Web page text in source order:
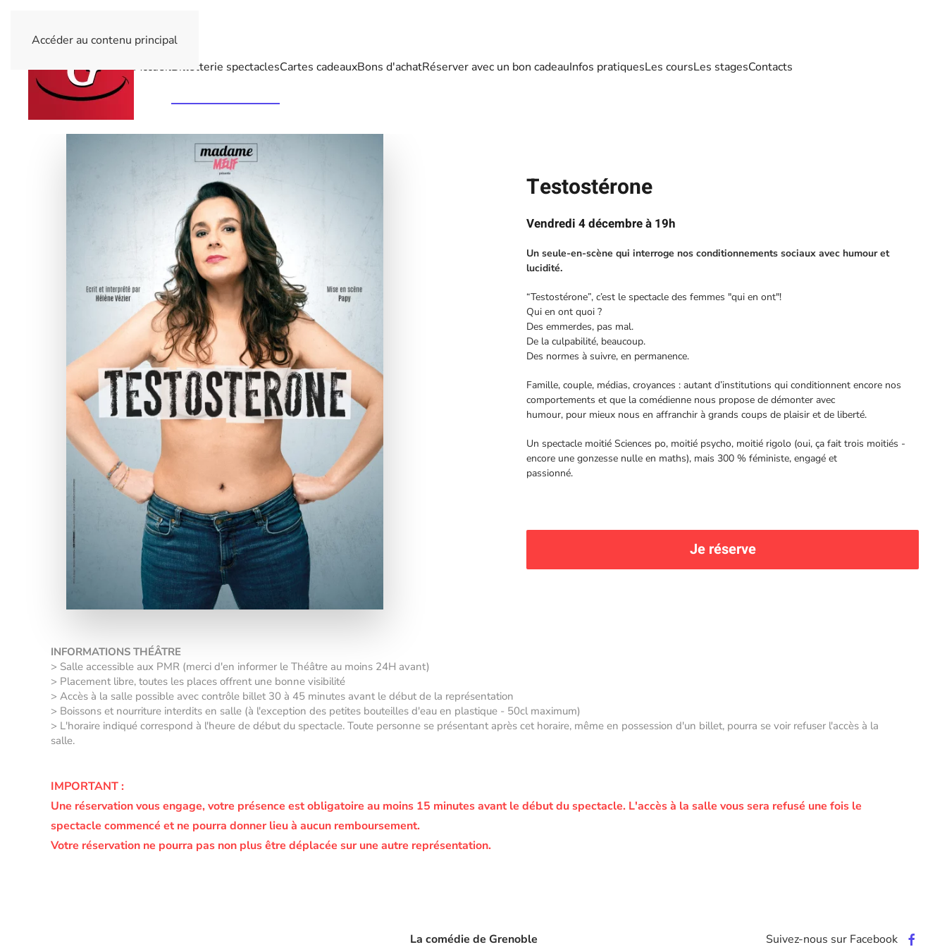
Accéder au contenu principal
AccueilBilletterie spectaclesCartes cadeauxBons d'achatRéserver avec un bon cadeauInfos pratiquesLes coursLes stagesContacts
Testostérone
Vendredi 4 décembre à 19h
Un seule-en-scène qui interroge nos conditionnements sociaux avec humour et
lucidité.
“Testostérone”, c’est le spectacle des femmes "qui en ont"!
Qui en ont quoi ?
Des emmerdes, pas mal.
De la culpabilité, beaucoup.
Des normes à suivre, en permanence.
Famille, couple, médias, croyances : autant d’institutions qui conditionnent encore nos
comportements et que la comédienne nous propose de démonter avec
humour, pour mieux nous en affranchir à grands coups de plaisir et de liberté.
Un spectacle moitié Sciences po, moitié psycho, moitié rigolo (oui, ça fait trois moitiés -
encore une gonzesse nulle en maths), mais 300 % féministe, engagé et
passionné.
Je réserve
INFORMATIONS THÉÂTRE
> Salle accessible aux PMR (merci d'en informer le Théâtre au moins 24H avant)
> Placement libre, toutes les places offrent une bonne visibilité
> Accès à la salle possible avec contrôle billet 30 à 45 minutes avant le début de la représentation
> Boissons et nourriture interdits en salle (à l'exception des petites bouteilles d'eau en plastique - 50cl maximum)
> L'horaire indiqué correspond à l'heure de début du spectacle. Toute personne se présentant après cet horaire, même en possession d'un billet, pourra se voir refuser l'accès à la
salle.
IMPORTANT :
Une réservation vous engage, votre présence est obligatoire au moins 15 minutes avant le début du spectacle. L'accès à la salle vous sera refusé une fois le
spectacle commencé et ne pourra donner lieu à aucun remboursement.
Votre réservation ne pourra pas non plus être déplacée sur une autre représentation.
La comédie de Grenoble Suivez-nous sur Facebook